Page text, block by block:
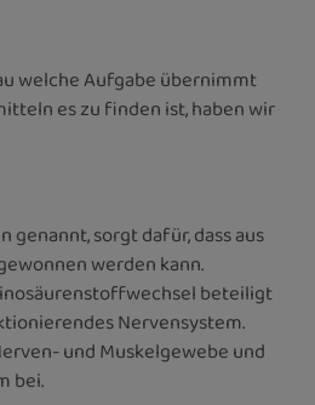
welche Aufgabe übernimmt
es zu finden ist, haben wir
genannt, sorgt dafür, dass aus
werden kann.
beteiligt
Nervensystem.
und Muskelgewebe und
bei.